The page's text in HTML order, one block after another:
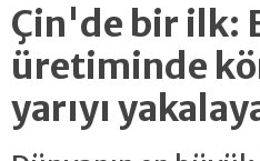
Çin'de bir ilk:
üretiminde
yarıyı